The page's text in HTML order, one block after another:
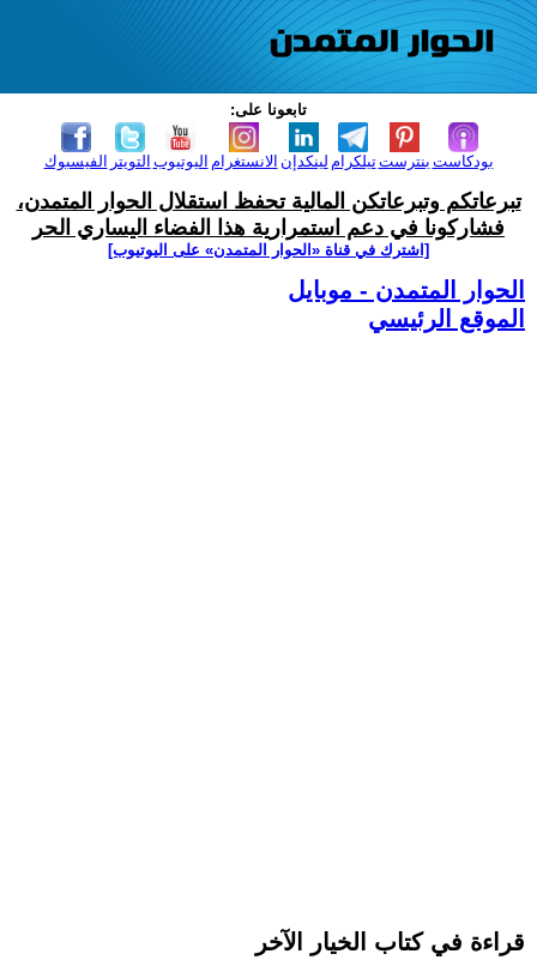
تابعونا على:
الفيسبوك التويتر اليوتيوب الانستغرام لينكدإن تيلكرامبنترست بودكاست
تبرعاتكم وتبرعاتكن المالية تحفظ استقلال الحوار المتمدن،
فشاركونا في دعم استمرارية هذا الفضاء اليساري الحر
[اشترك في قناة ‫«الحوار المتمدن» على اليوتيوب]
الحوار المتمدن - موبايل
الموقع الرئيسي
قراءة في كتاب الخيار الآخر